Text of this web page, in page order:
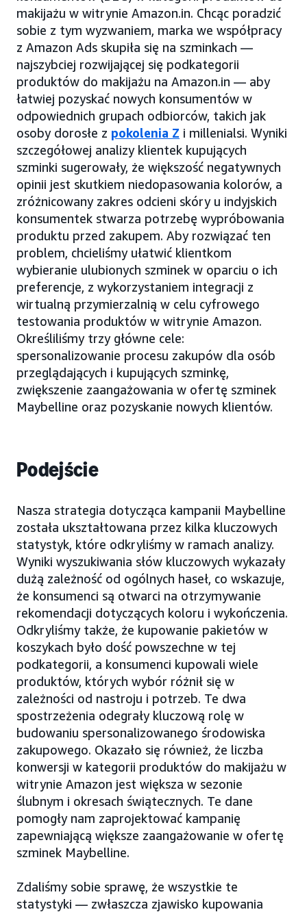
makijażu w witrynie Amazon.in. Chcąc poradzić
sobie z tym wyzwaniem, marka we współpracy
z Amazon Ads skupiła się na szminkach —
najszybciej rozwijającej się podkategorii
produktów do makijażu na Amazon.in — aby
łatwiej pozyskać nowych konsumentów w
odpowiednich grupach odbiorców, takich jak
osoby dorosłe z pokolenia Z i millenialsi. Wyniki
szczegółowej analizy klientek kupujących
szminki sugerowały, że większość negatywnych
opinii jest skutkiem niedopasowania kolorów, a
zróżnicowany zakres odcieni skóry u indyjskich
konsumentek stwarza potrzebę wypróbowania
produktu przed zakupem. Aby rozwiązać ten
problem, chcieliśmy ułatwić klientkom
wybieranie ulubionych szminek w oparciu o ich
preferencje, z wykorzystaniem integracji z
wirtualną przymierzalnią w celu cyfrowego
testowania produktów w witrynie Amazon.
Określiliśmy trzy główne cele:
spersonalizowanie procesu zakupów dla osób
przeglądających i kupujących szminkę,
zwiększenie zaangażowania w ofertę szminek
Maybelline oraz pozyskanie nowych klientów.
Podejście
Nasza strategia dotycząca kampanii Maybelline
została ukształtowana przez kilka kluczowych
statystyk, które odkryliśmy w ramach analizy.
Wyniki wyszukiwania słów kluczowych wykazały
dużą zależność od ogólnych haseł, co wskazuje,
że konsumenci są otwarci na otrzymywanie
rekomendacji dotyczących koloru i wykończenia.
Odkryliśmy także, że kupowanie pakietów w
koszykach było dość powszechne w tej
podkategorii, a konsumenci kupowali wiele
produktów, których wybór różnił się w
zależności od nastroju i potrzeb. Te dwa
spostrzeżenia odegrały kluczową rolę w
budowaniu spersonalizowanego środowiska
zakupowego. Okazało się również, że liczba
konwersji w kategorii produktów do makijażu w
witrynie Amazon jest większa w sezonie
ślubnym i okresach świątecznych. Te dane
pomogły nam zaprojektować kampanię
zapewniającą większe zaangażowanie w ofertę
szminek Maybelline.
Zdaliśmy sobie sprawę, że wszystkie te
statystyki — zwłaszcza zjawisko kupowania